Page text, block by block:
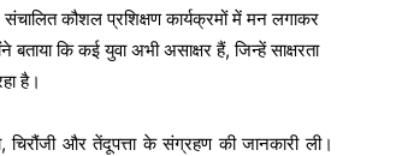
कौशल प्रशिक्षण कार्यक्रमों में मन लगाकर
कि कई युवा अभी असाक्षर हैं, जिन्हें साक्षरता
है।
और तेंदूपत्ता के संग्रहण की जानकारी ली।